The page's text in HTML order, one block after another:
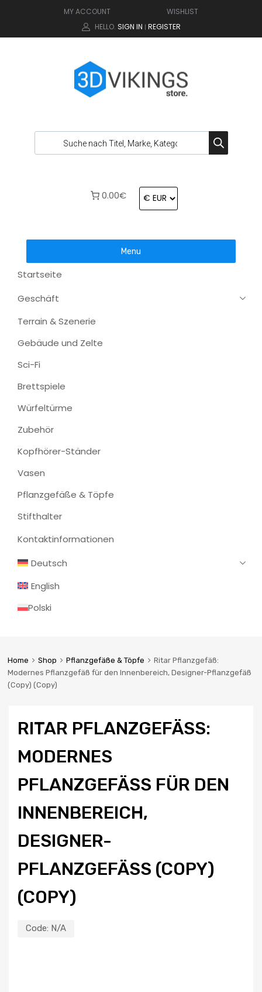
MY ACCOUNT
WISHLIST
HELLO. SIGN IN | REGISTER
0.00€
Menu
Startseite
Geschäft
Terrain & Szenerie
Gebäude und Zelte
Sci-Fi
Brettspiele
Würfeltürme
Zubehör
Kopfhörer-Ständer
Vasen
Pflanzgefäße & Töpfe
Stifthalter
Kontaktinformationen
Deutsch
English
Polski
Home Shop Pflanzgefäße & Töpfe
Ritar Pflanzgefäß:
Modernes Pflanzgefäß für den Innenbereich, Designer-Pflanzgefäß
(Copy) (Copy)
RITAR PFLANZGEFÄSS: M
ODERNES P
FLANZGEFÄSS FÜR DEN IN
NENBEREICH, DE
SIGNER-PF
LANZGEFÄSS (COPY) (CO
PY)
Code: N/A